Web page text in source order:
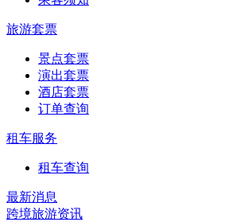
旅游套票
景点套票
演出套票
酒店套票
订单查询
租车服务
租车查询
最新消息
跨境旅游资讯